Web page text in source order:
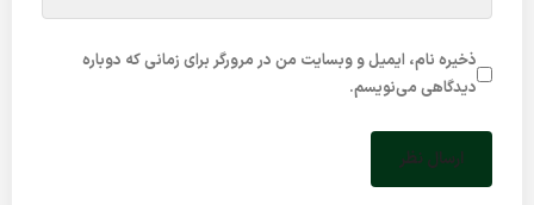
ذخیره نام، ایمیل و وبسایت من در مرورگر برای زمانی که دوباره
دیدگاهی می‌نویسم.
ارسال نظر